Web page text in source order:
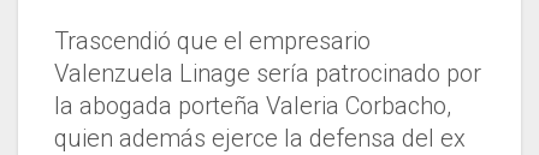
Trascendió que el empresario
Valenzuela Linage sería patrocinado por
la abogada porteña Valeria Corbacho,
quien además ejerce la defensa del ex